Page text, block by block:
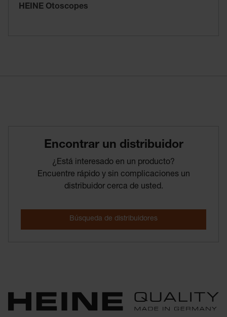
HEINE Otoscopes
Encontrar­ un­ distribuidor
¿Está interesado en un producto?
Encuentre rápido y sin complicaciones un
distribuidor cerca de usted.